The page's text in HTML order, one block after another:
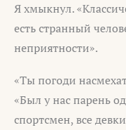
Я хмыкнул.
есть странный
неприятности».
«Ты погоди
«Был у нас парень
спортсмен, все